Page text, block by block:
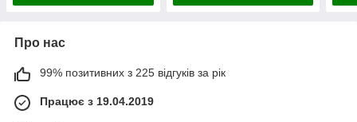
Про нас
99% позитивних з 225 відгуків за рік
Працює з 19.04.2019